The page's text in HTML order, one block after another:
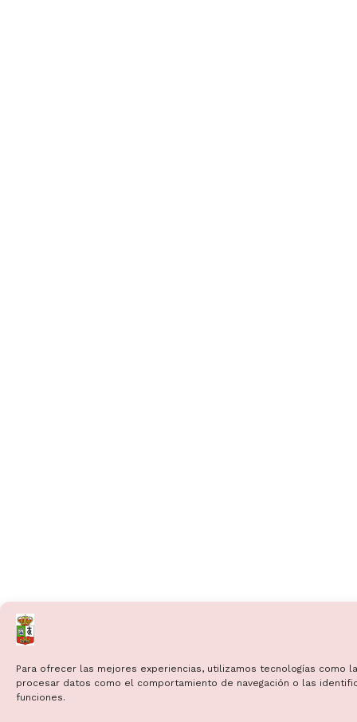
Para ofrecer las mejores experiencias, utilizamos tecnologías
procesar datos como el comportamiento de navegación o las
funciones.